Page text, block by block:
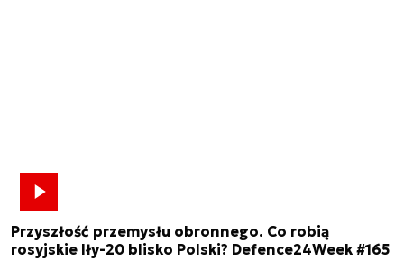
Przyszłość przemysłu obronnego. Co robią
rosyjskie Iły-20 blisko Polski? Defence24Week #165